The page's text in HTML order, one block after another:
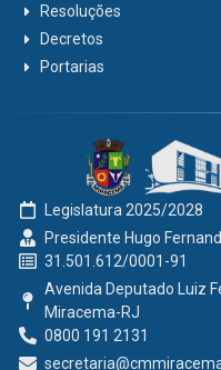
Resoluções
Decretos
Portarias
Legislatura 2025/2028
Presidente Hugo
31.501.612/0001-91
Avenida Deputado Luiz
Miracema-RJ
0800 191 2131